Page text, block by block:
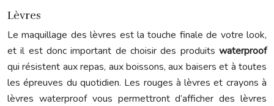
Lèvres
Le maquillage des lèvres est la touche finale de votre look,
et il est donc important de choisir des produits waterproof
qui résistent aux repas, aux boissons, aux baisers et à toutes
les épreuves du quotidien. Les rouges à lèvres et crayons à
lèvres waterproof vous permettront d’afficher des lèvres